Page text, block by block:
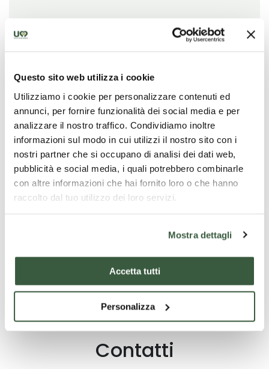
Questo sito web utilizza i cookie
Utilizziamo i cookie per personalizzare contenuti ed
annunci, per fornire funzionalità dei social media e per
analizzare il nostro traffico. Condividiamo inoltre
informazioni sul modo in cui utilizzi il nostro sito con i
nostri partner che si occupano di analisi dei dati web,
pubblicità e social media, i quali potrebbero combinarle
con altre informazioni che hai fornito loro o che hanno
raccolto dal tuo utilizzo dei loro servizi.
Mostra dettagli
Accetta tutti
Personalizza
Seleziona le tue date
Scegli la tipologia di alloggio più adatta alle tue
Filtra risultati per:
Contatti